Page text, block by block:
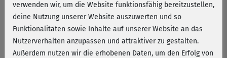
Muskelaufbau
Level wählen...
verwenden wir, um die Website funktionsfähig bereitzustellen,
deine Nutzung unserer Website auszuwerten und so
Funktionalitäten sowie Inhalte auf unserer Website an das
Nutzerverhalten anzupassen und attraktiver zu gestalten.
Außerdem nutzen wir die erhobenen Daten, um den Erfolg von